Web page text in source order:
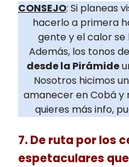
CONSEJO: Si planeas
hacerlo a primera
gente y el calor
Además, los tonos
desde la Pirámide
Nosotros hicimos
amanecer en Cobá y
quieres más info,
7. De ruta por los
espetaculares